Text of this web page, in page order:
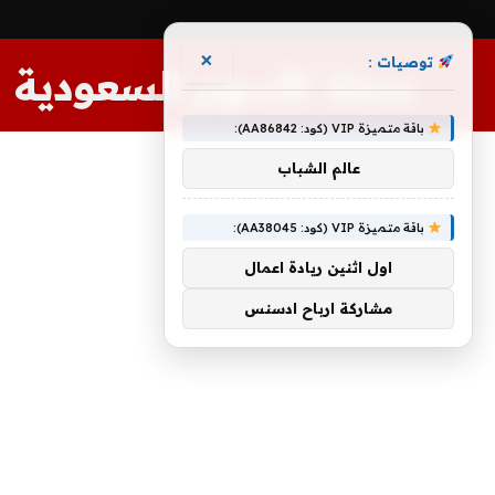
مجلة الأسهم السعودية
توصيات : ×
باقة متميزة VIP (كود: AA86842):
عالم الشباب
باقة متميزة VIP (كود: AA38045):
اول اثنين ريادة اعمال
مشاركة ارباح ادسنس